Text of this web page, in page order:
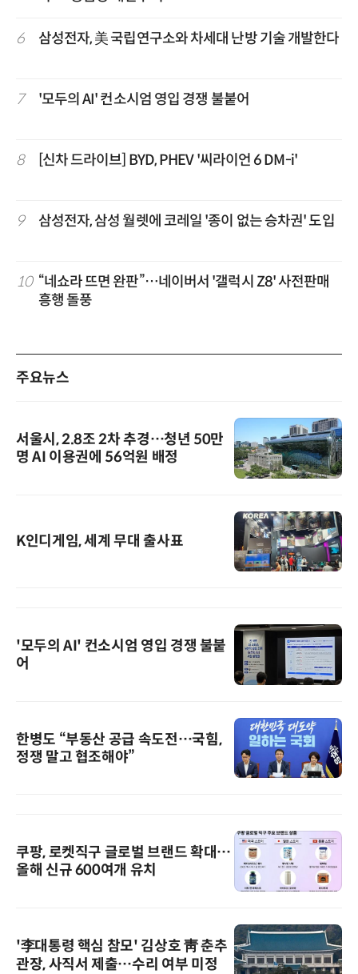
6 삼성전자, 美 국립연구소와 차세대 난방 기술 개발한다
7 '모두의 AI' 컨소시엄 영입 경쟁 불붙어
8 [신차 드라이브] BYD, PHEV '씨라이언 6 DM-i'
9 삼성전자, 삼성 월렛에 코레일 '종이 없는 승차권' 도입
10 “네쇼라 뜨면 완판”…네이버서 '갤럭시 Z8' 사전판매
흥행 돌풍
주요뉴스
서울시, 2.8조 2차 추경…청년 50만
명 AI 이용권에 56억원 배정
K인디게임, 세계 무대 출사표
'모두의 AI' 컨소시엄 영입 경쟁 불붙
어
한병도 “부동산 공급 속도전…국힘,
정쟁 말고 협조해야”
쿠팡, 로켓직구 글로벌 브랜드 확대…
올해 신규 600여개 유치
'李대통령 핵심 참모' 김상호 靑 춘추
관장, 사직서 제출…수리 여부 미정